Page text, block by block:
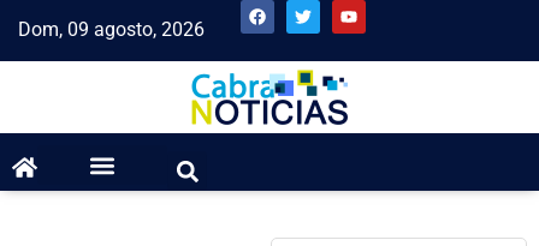
Dom, 09 agosto, 2026